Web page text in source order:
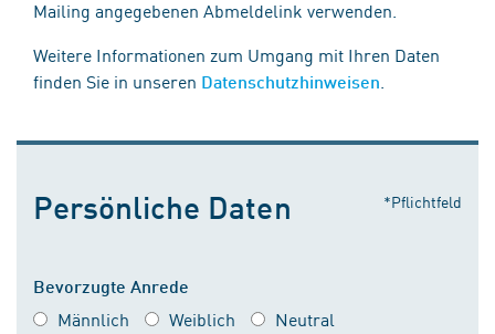
Mailing angegebenen Abmeldelink verwenden.
Weitere Informationen zum Umgang mit Ihren Daten
finden Sie in unseren Datenschutzhinweisen
Persönliche Daten *Pflichtfeld
Bevorzugte Anrede
Männlich Weiblich Neutral